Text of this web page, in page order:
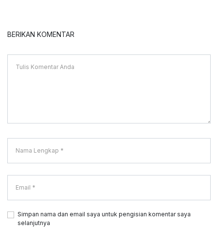
BERIKAN KOMENTAR
Simpan nama dan email saya untuk pengisian komentar saya
selanjutnya